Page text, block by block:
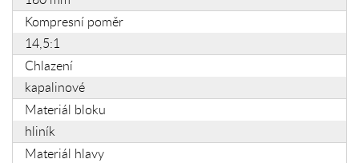
Kompresní poměr
14,5:1
Chlazení
kapalinové
Materiál bloku
hliník
Materiál hlavy